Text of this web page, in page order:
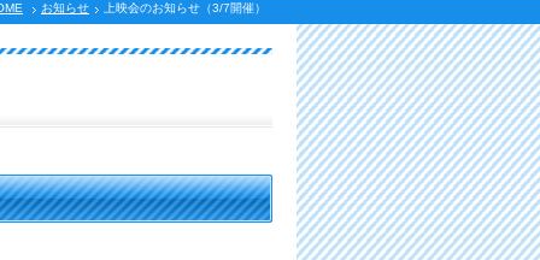
お知らせ 上映会のお知らせ（3/7開催）